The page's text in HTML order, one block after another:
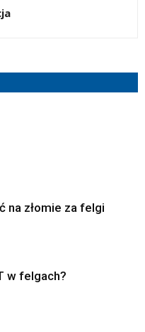
na złomie za felgi
w felgach?